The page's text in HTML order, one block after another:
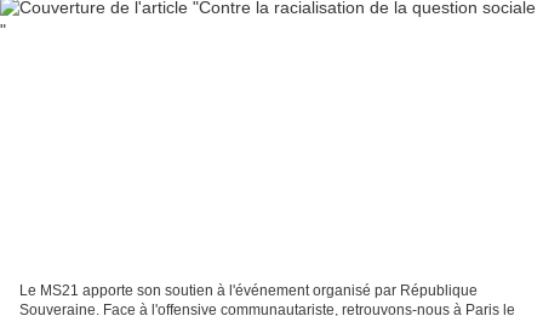
Le MS21 apporte son soutien à l'événement organisé par République
Souveraine. Face à l'offensive communautariste, retrouvons-nous à Paris le